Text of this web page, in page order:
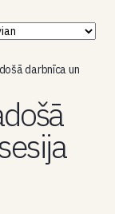
darbnīca un